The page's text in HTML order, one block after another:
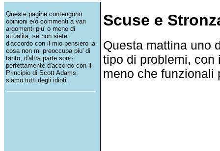
Queste pagine contengono
opinioni e/o commenti a vari
argomenti piu' o meno di
attualita, se non siete
d'accordo con il mio pensiero la
cosa non mi preoccupa piu' di
tanto, d'altra parte sono
perfettamente d'accordo con il
Principio di Scott Adams:
siamo tutti degli idioti.
Scuse e
Questa mattina uno
tipo di problemi,
meno che funzionali